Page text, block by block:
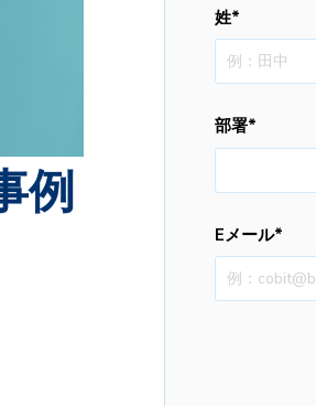
例
姓*
部署*
Eメール*